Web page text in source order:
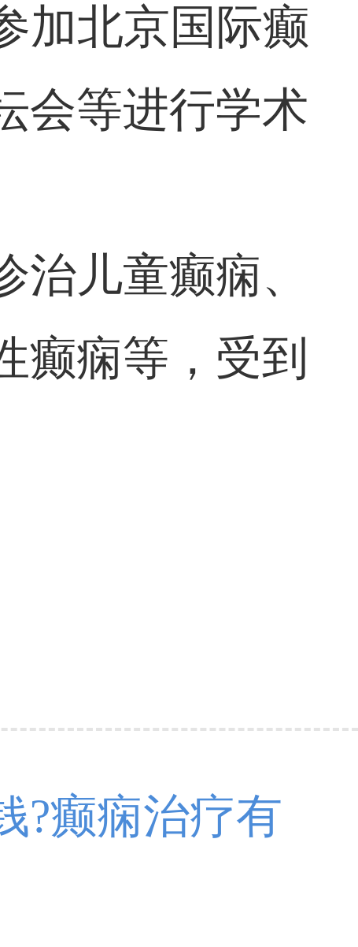
加北京国际癫
会等进行学术
儿童癫痫、
癫痫等，受到
?癫痫治疗有